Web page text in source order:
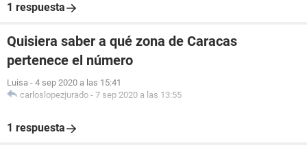
1 respuesta
Quisiera saber a qué zona de Caracas
pertenece el número
Luisa - 4 sep 2020 a las 15:41
carloslopezjurado - 7 sep 2020 a las 13:55
1 respuesta